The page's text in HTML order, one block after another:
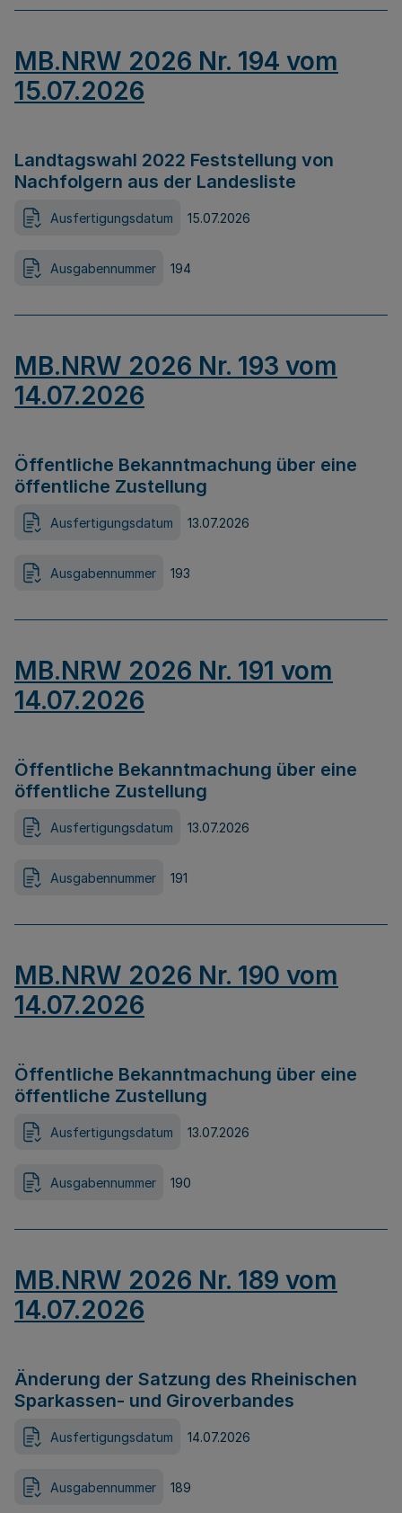
MB.NRW 2026 Nr. 194 vom
15.07.2026
Landtagswahl 2022 Feststellung von
Nachfolgern aus der Landesliste
Ausfertigungsdatum 15.07.2026
Ausgabennummer 194
MB.NRW 2026 Nr. 193 vom
14.07.2026
Öffentliche Bekanntmachung über eine
öffentliche Zustellung
Ausfertigungsdatum 13.07.2026
Ausgabennummer 193
MB.NRW 2026 Nr. 191 vom
14.07.2026
Öffentliche Bekanntmachung über eine
öffentliche Zustellung
Ausfertigungsdatum 13.07.2026
Ausgabennummer 191
MB.NRW 2026 Nr. 190 vom
14.07.2026
Öffentliche Bekanntmachung über eine
öffentliche Zustellung
Ausfertigungsdatum 13.07.2026
Ausgabennummer 190
MB.NRW 2026 Nr. 189 vom
14.07.2026
Änderung der Satzung des Rheinischen
Sparkassen- und Giroverbandes
Ausfertigungsdatum 14.07.2026
Ausgabennummer 189